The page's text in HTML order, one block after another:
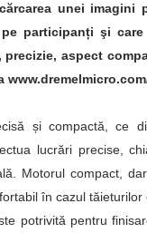
unei imagini
participanți şi
aspect
și compactă, ce
lucrări precise,
Motorul compact,
în cazul
potrivită pentru